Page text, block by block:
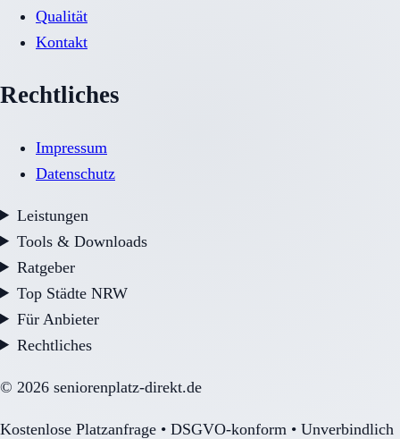
Qualität
Kontakt
Rechtliches
Impressum
Datenschutz
Leistungen
Tools & Downloads
Ratgeber
Top Städte NRW
Für Anbieter
Rechtliches
© 2026 seniorenplatz-direkt.de
Kostenlose Platzanfrage • DSGVO-konform • Unverbindlich